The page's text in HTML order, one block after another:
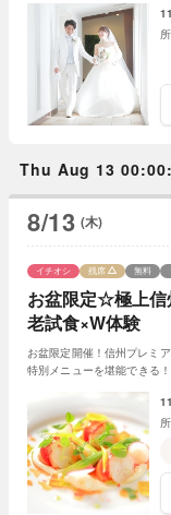
Thu Aug 13
8/13 (木)
お盆限定☆極上信
老試食×W体験
イチオシ 残席 無料
お盆限定開催！信州プレミ
特別メニューを堪能できる